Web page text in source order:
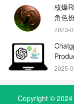
核爆
角色
2023-
2025-
Copyright © 2024